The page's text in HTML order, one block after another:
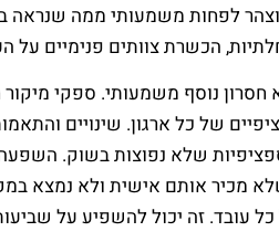
לפחות משמעותי ממה שנראה
הכשרת צוותים פנימיים על
נוסף משמעותי. ספקי
של כל ארגון. שינויים
ספציפיות שלא נפוצות בשוק.
מכיר אותם אישית ולא נמצא
כל עובד. זה יכול להשפיע על